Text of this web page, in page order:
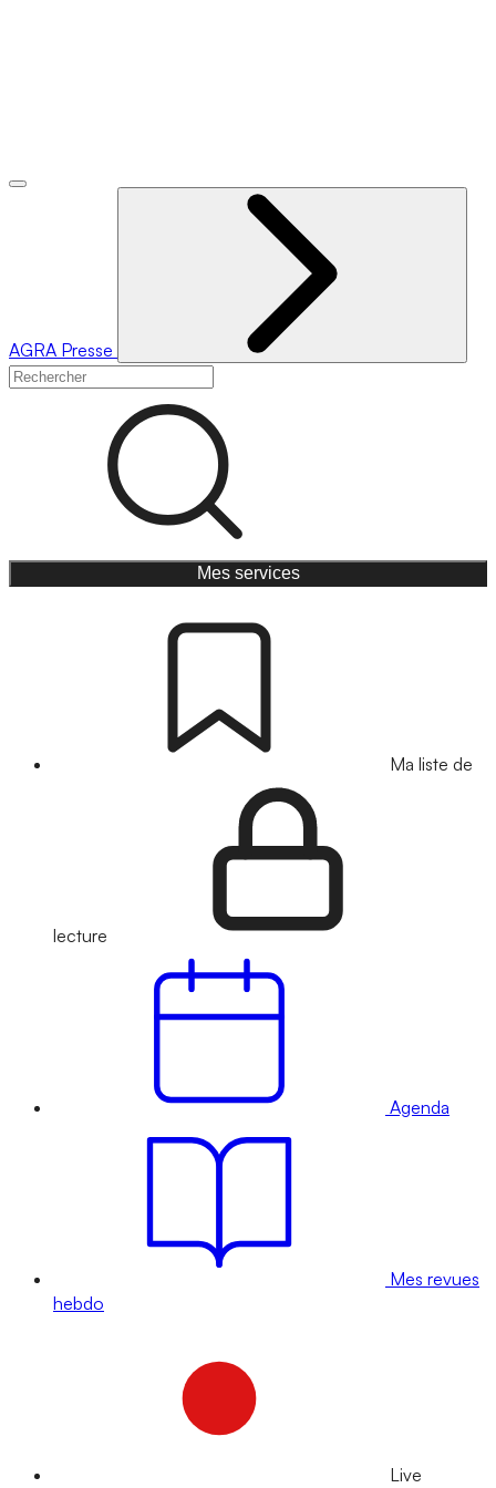
AGRA Presse
Mes services
Ma liste de
lecture
Agenda
Mes revues
hebdo
Live